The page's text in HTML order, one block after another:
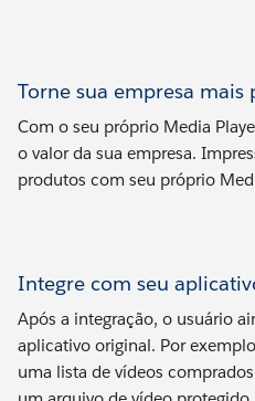
Torne sua empresa mais
Com o seu próprio Media
o valor da sua empresa.
produtos com seu próprio
Integre com seu
Após a integração, o usuário
aplicativo original. Por
uma lista de vídeos